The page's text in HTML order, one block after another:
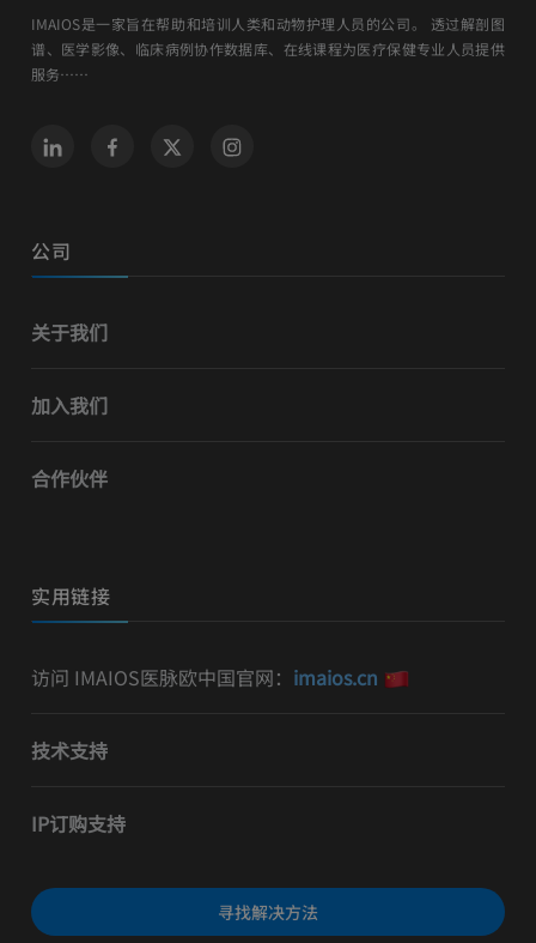
IMAIOS是一家旨在帮助和培训人类和动物护理人员的公司。 透过解剖图
谱、医学影像、临床病例协作数据库、在线课程为医疗保健专业人员提供
服务……
公司
关于我们
加入我们
合作伙伴
实用链接
访问 IMAIOS医脉欧中国官网： imaios.cn
技术支持
IP订购支持
寻找解决方法